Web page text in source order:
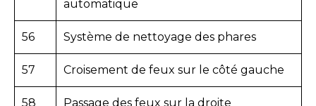
automatique
56 Système de nettoyage des phares
57 Croisement de feux sur le côté gauche
58 Passage des feux sur la droite